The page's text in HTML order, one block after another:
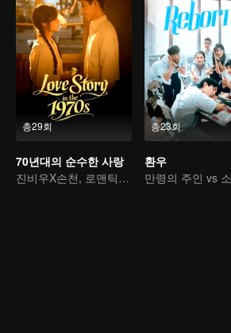
총29회
70년대의 순수한 사랑
진비우X손천, 로맨틱 순수 러브
총23회
환우